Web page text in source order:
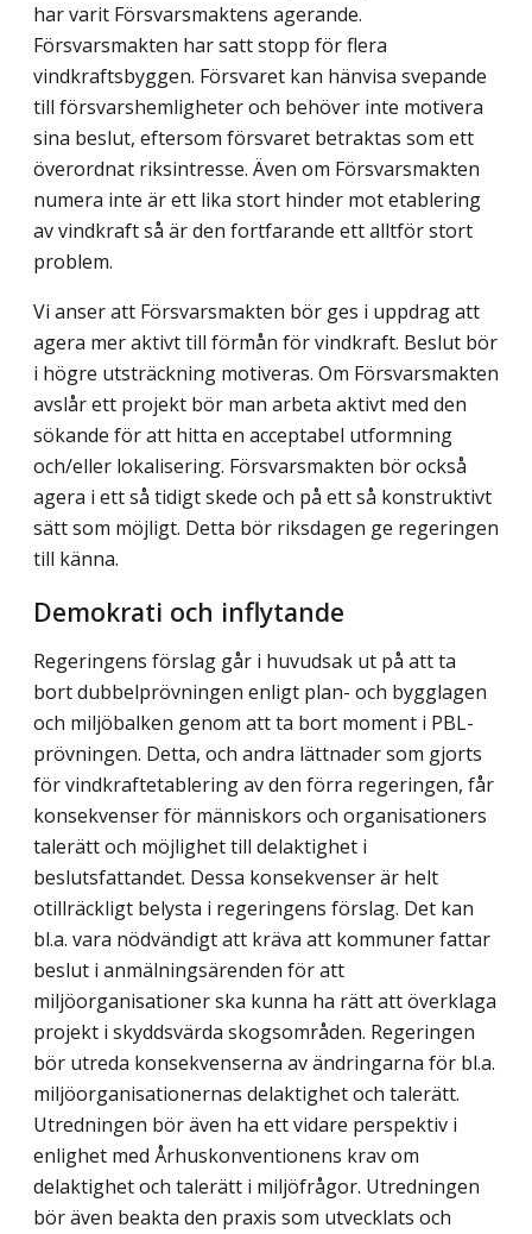
har varit Försvarsmaktens agerande.
Försvarsmakten har satt stopp för flera
vindkraftsbyggen. Försvaret kan hänvisa svepande
till försvarshemligheter och behöver inte motivera
sina beslut, eftersom försvaret betraktas som ett
överordnat riksintresse. Även om Försvarsmakten
numera inte är ett lika stort hinder mot etablering
av vindkraft så är den fortfarande ett alltför stort
problem.
Vi anser att Försvarsmakten bör ges i uppdrag att
agera mer aktivt till förmån för vindkraft. Beslut bör
i högre utsträckning motiveras. Om Försvarsmakten
avslår ett projekt bör man arbeta aktivt med den
sökande för att hitta en acceptabel utformning
och/eller lokalisering. Försvarsmakten bör också
agera i ett så tidigt skede och på ett så konstruktivt
sätt som möjligt. Detta bör riksdagen ge regeringen
till känna.
Demokrati och inflytande
Regeringens förslag går i huvudsak ut på att ta
bort dubbelprövningen enligt plan- och bygglagen
och miljöbalken genom att ta bort moment i PBL-
prövningen. Detta, och andra lättnader som gjorts
för vindkraftetablering av den förra regeringen, får
konsekvenser för människors och organisationers
talerätt och möjlighet till delaktighet i
beslutsfattandet. Dessa konsekvenser är helt
otillräckligt belysta i regeringens förslag. Det kan
bl.a. vara nödvändigt att kräva att kommuner fattar
beslut i anmälningsärenden för att
miljöorganisationer ska kunna ha rätt att överklaga
projekt i skyddsvärda skogsområden. Regeringen
bör utreda konsekvenserna av ändringarna för bl.a.
miljöorganisationernas delaktighet och talerätt.
Utredningen bör även ha ett vidare perspektiv i
enlighet med Århuskonventionens krav om
delaktighet och talerätt i miljöfrågor. Utredningen
bör även beakta den praxis som utvecklats och